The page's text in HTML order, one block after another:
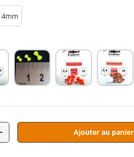
4mm
la quantitéAjouter au panier